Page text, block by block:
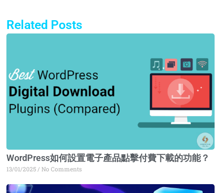
Related Posts
WordPress如何設置電子產品點擊付費下載的功能？
13/01/2025 No Comments